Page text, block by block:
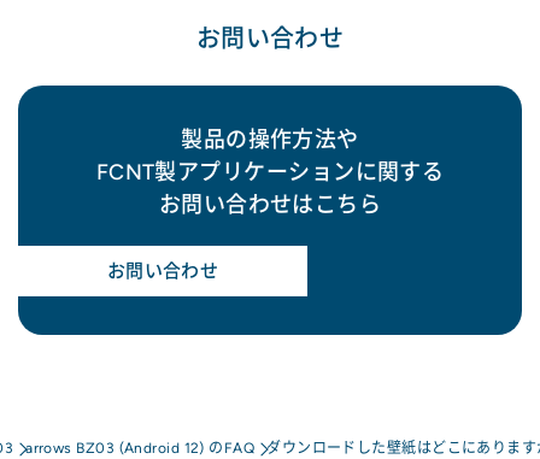
お問い合わせ
製品の操作方法や
FCNT製アプリケーションに関する
お問い合わせはこちら
お問い合わせ
arrows BZ03 (Android 12) のFAQ ダウンロードした壁紙はどこにあります